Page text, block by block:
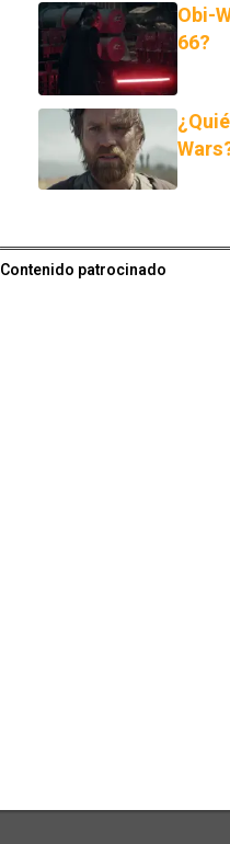
Obi-
66?
Contenido patrocinado